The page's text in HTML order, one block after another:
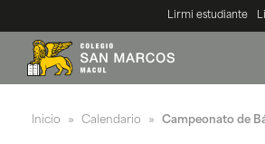
Lirmi estudiante
Inicio » Calendario » Campeonato de